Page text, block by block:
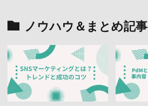
ノウハウ＆まとめ記事